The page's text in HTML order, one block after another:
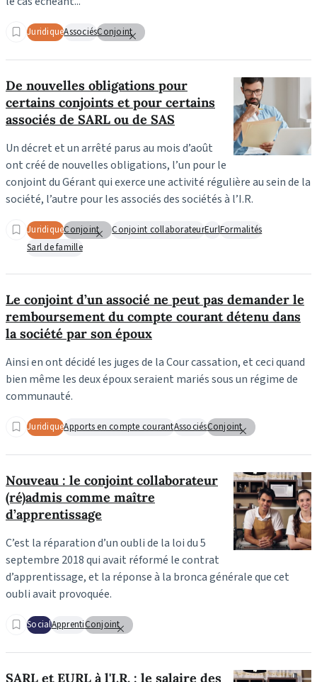
JuridiqueAssociésConjoint
De nouvelles obligations pour
certains conjoints et pour certains
associés de SARL ou de SAS
Un décret et un arrêté parus au mois d’août
ont créé de nouvelles obligations, l’un pour le
conjoint du Gérant qui exerce une activité régulière au sein de la
société, l’autre pour les associés des sociétés à l’I.R.
JuridiqueConjoint Conjoint collaborateurEurlFormalités
Sarl de famille
Le conjoint d’un associé ne peut pas demander le
remboursement du compte courant détenu dans
la société par son époux
Ainsi en ont décidé les juges de la Cour cassation, et ceci quand
bien même les deux époux seraient mariés sous un régime de
communauté.
JuridiqueApports en compte courantAssociésConjoint
Nouveau : le conjoint collaborateur
(ré)admis comme maître
d’apprentissage
C’est la réparation d’un oubli de la loi du 5
septembre 2018 qui avait réformé le contrat
d’apprentissage, et la réponse à la bronca générale que cet
oubli avait provoquée.
SocialApprentiConjoint
SARL et EURL à l'I.R. : le salaire des